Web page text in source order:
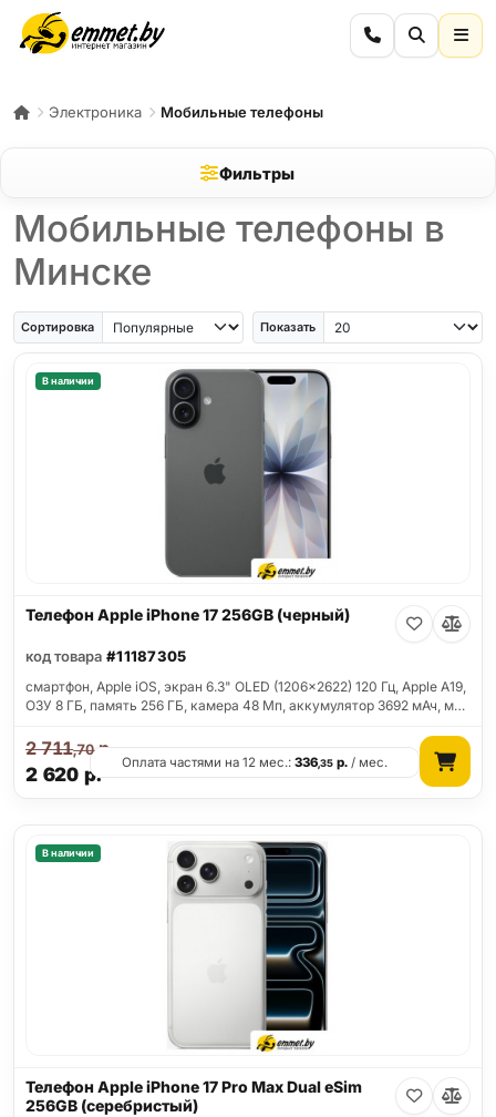
Электроника Мобильные телефоны
Фильтры
Мобильные телефоны в
Минске
iPhone AiriPhone SESamsung Galaxy A56Samsung Galaxy A57 iPhone 17
Сортировка Показать
В наличии
Телефон Apple iPhone 17 256GB (черный)
код товара #11187305
смартфон, Apple iOS, экран 6.3" OLED (1206x2622) 120 Гц, Apple A19,
ОЗУ 8 ГБ, память 256 ГБ, камера 48 Мп, аккумулятор 3692 мАч, м…
2 620 р.
2 711,70р.
Оплата частями на 12 мес.:336,35 р. / мес.
В наличии
Телефон Apple iPhone 17 Pro Max Dual eSim
256GB (серебристый)